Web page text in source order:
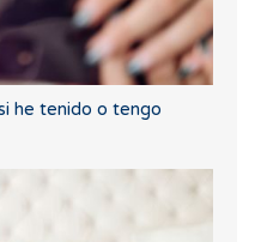
he tenido o tengo